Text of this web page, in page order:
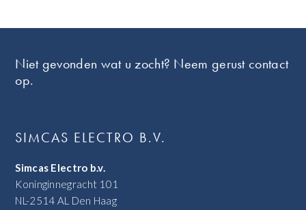
Niet gevonden wat u zocht? Neem gerust contact
op.
SIMCAS ELECTRO B.V.
Simcas Electro b.v.
Koninginnegracht 101
NL-2514 AL Den Haag